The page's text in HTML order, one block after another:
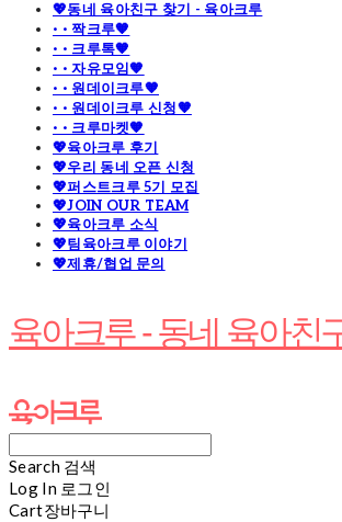
💖동네 육아친구 찾기 - 육아크루
· · 짝크루🧡
· · 크루톡🧡
· · 자유모임🧡
· · 원데이크루🧡
· · 원데이크루 신청🧡
· · 크루마켓🧡
💖육아크루 후기
💖우리 동네 오픈 신청
💖퍼스트크루 5기 모집
💖JOIN OUR TEAM
💖육아크루 소식
💖팀육아크루 이야기
💖제휴/협업 문의
육아크루 - 동네 육아친
Search 검색
Log In 로그인
Cart장바구니